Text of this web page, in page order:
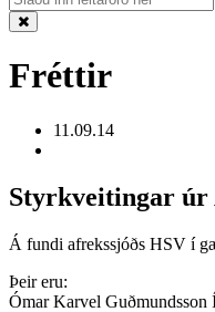
Fréttir
11.09.14
Styrkveitingar úr
Á fundi afrekssjóðs HSV í
Þeir eru:
Ómar Karvel Guðmundsson